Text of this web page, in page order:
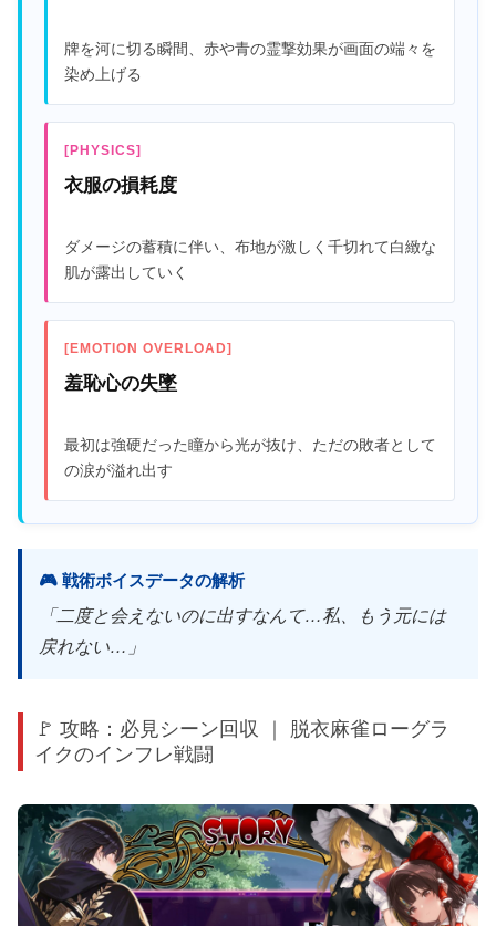
牌を河に切る瞬間、赤や青の霊撃効果が画面の端々を
染め上げる
[PHYSICS]
衣服の損耗度
ダメージの蓄積に伴い、布地が激しく千切れて白緻な
肌が露出していく
[EMOTION OVERLOAD]
羞恥心の失墜
最初は強硬だった瞳から光が抜け、ただの敗者として
の涙が溢れ出す
🎮 戦術ボイスデータの解析
「二度と会えないのに出すなんて…私、もう元には
戻れない…」
🚩 攻略：必見シーン回収 ｜ 脱衣麻雀ローグラ
イクのインフレ戦闘